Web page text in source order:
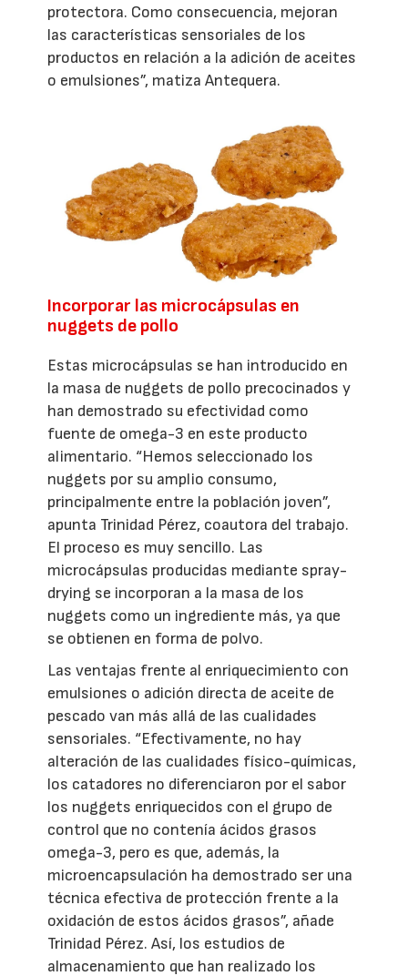
protectora. Como consecuencia, mejoran
las características sensoriales de los
productos en relación a la adición de aceites
o emulsiones”, matiza Antequera.
Incorporar las microcápsulas en
nuggets de pollo
Estas microcápsulas se han introducido en
la masa de nuggets de pollo precocinados y
han demostrado su efectividad como
fuente de omega-3 en este producto
alimentario. “Hemos seleccionado los
nuggets por su amplio consumo,
principalmente entre la población joven”,
apunta Trinidad Pérez, coautora del trabajo.
El proceso es muy sencillo. Las
microcápsulas producidas mediante spray-
drying se incorporan a la masa de los
nuggets como un ingrediente más, ya que
se obtienen en forma de polvo.
Las ventajas frente al enriquecimiento con
emulsiones o adición directa de aceite de
pescado van más allá de las cualidades
sensoriales. “Efectivamente, no hay
alteración de las cualidades físico-químicas,
los catadores no diferenciaron por el sabor
los nuggets enriquecidos con el grupo de
control que no contenía ácidos grasos
omega-3, pero es que, además, la
microencapsulación ha demostrado ser una
técnica efectiva de protección frente a la
oxidación de estos ácidos grasos”, añade
Trinidad Pérez. Así, los estudios de
almacenamiento que han realizado los